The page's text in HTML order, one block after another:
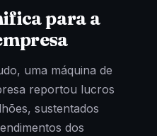
para a
uma máquina de
reportou lucros
sustentados
dos